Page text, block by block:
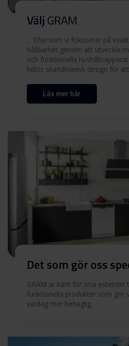
Användarmanual
Produktbild SC 17106
Produktbild SC
VäljGRAM
... Eftersom vi fokuserar på
hållbarhet genom att utveckla
och funktionella
tidlös skandinavisk design för
Läs mer här
Det som gör oss
GRAM är känt för sina estetiskt
funktionella produkter som gör
vardag mer behaglig.